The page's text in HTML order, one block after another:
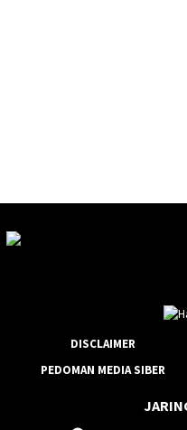
DISCLAIMER
PEDOMAN MEDIA SIBER